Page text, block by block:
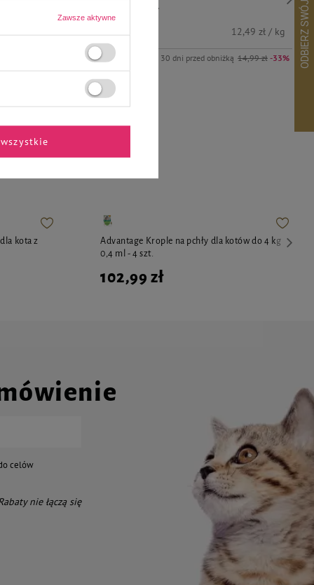
LIMITOWANA
Najniższa cena z 30 dni przed obniżką 14,99 zł -33%
12,49 zł / kg
kota z
Advantage Krople na pchły dla kotów do 4 kg
0,4 ml - 4 szt.
102,99 zł
celów
nie łączą się
Zawsze aktywne